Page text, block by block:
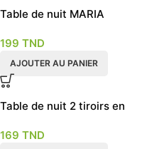
Table de nuit MARIA
199 TND
AJOUTER AU PANIER
Table de nuit 2 tiroirs en
169 TND